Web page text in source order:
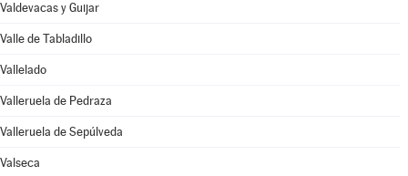
Valdevacas y Guijar
Valle de Tabladillo
Vallelado
Valleruela de Pedraza
Valleruela de Sepúlveda
Valseca